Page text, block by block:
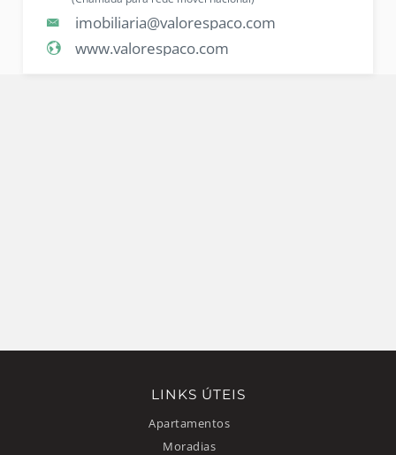
imobiliaria@valorespaco.com
www.valorespaco.com
LINKS ÚTEIS
Apartamentos
Moradias